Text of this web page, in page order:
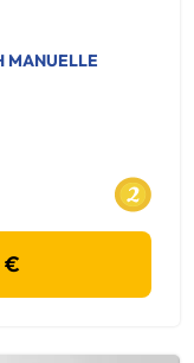
MANUELLE
€